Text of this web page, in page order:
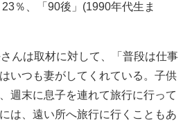
％、「90後」(1990年代生ま
んは取材に対して、「普段は仕事
いつも妻がしてくれている。子供
週末に息子を連れて旅行に行って
は、遠い所へ旅行に行くこともあ